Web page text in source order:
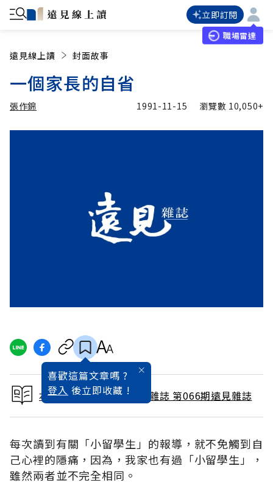
立即訂閱
職場雷達
遠見線上讀 封面故事
一個家長的自省
張作錦 1991-11-15 瀏覽數 10,050+
喜歡這篇文章嗎 ?
登入 後立即收藏 !
本文出自 1991 / 12月號雜誌 第066期遠見雜誌
每次讀到有關「小留學生」的報導，就不免觸到自
己心裡的隱痛，因為，我家也有過「小留學生」，
雖然兩者並不完全相同。